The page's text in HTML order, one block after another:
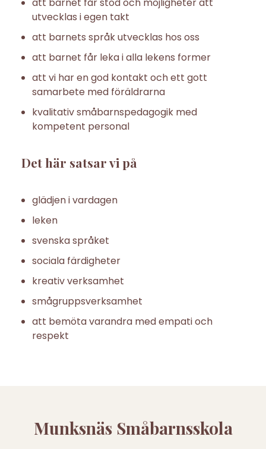
utvecklas i egen takt
att barnets språk utvecklas hos oss
att barnet får leka i alla lekens former
att vi har en god kontakt och ett gott
samarbete med föräldrarna
kvalitativ småbarnspedagogik med
kompetent personal
Det här satsar vi på
glädjen i vardagen
leken
svenska språket
sociala färdigheter
kreativ verksamhet
smågruppsverksamhet
att bemöta varandra med empati och
respekt
Munksnäs Småbarnsskola